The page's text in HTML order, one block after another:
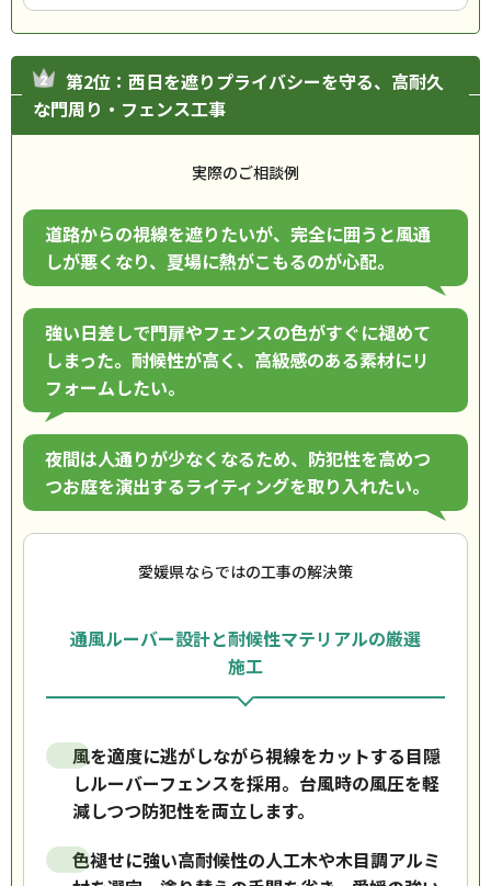
第2位：西日を遮りプライバシーを守る、高耐久
な門周り・フェンス工事
実際のご相談例
道路からの視線を遮りたいが、完全に囲うと風通
しが悪くなり、夏場に熱がこもるのが心配。
強い日差しで門扉やフェンスの色がすぐに褪めて
しまった。耐候性が高く、高級感のある素材にリ
フォームしたい。
夜間は人通りが少なくなるため、防犯性を高めつ
つお庭を演出するライティングを取り入れたい。
愛媛県ならではの工事の解決策
通風ルーバー設計と耐候性マテリアルの厳選
施工
風を適度に逃がしながら視線をカットする目隠
しルーバーフェンスを採用。台風時の風圧を軽
減しつつ防犯性を両立します。
色褪せに強い高耐候性の人工木や木目調アルミ